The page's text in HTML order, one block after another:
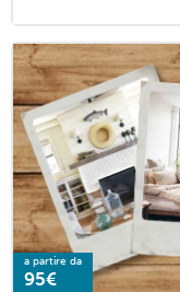
a partire da
95€